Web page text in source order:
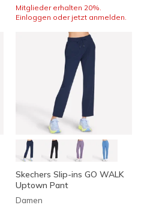
Mitglieder erhalten 20%.
Einloggen oder jetzt anmelden.
Skechers Slip-ins GO WALK
Uptown Pant
Damen